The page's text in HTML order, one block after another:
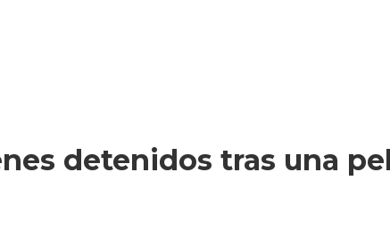
detenidos tras una